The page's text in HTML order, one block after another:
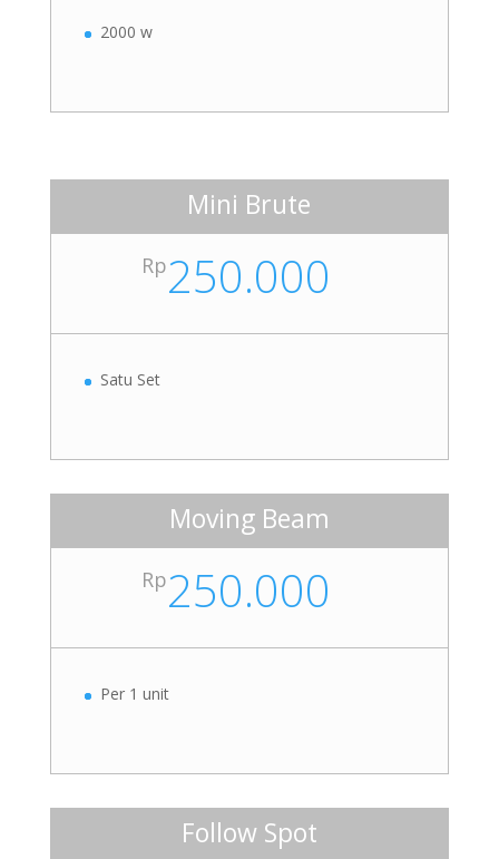
2000 w
Mini Brute
Rp250.000
Satu Set
Moving Beam
Rp250.000
Per 1 unit
Follow Spot